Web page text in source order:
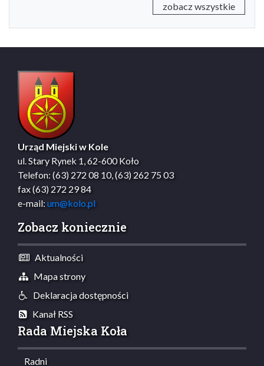
zobacz wszystkie
Urząd Miejski w Kole
ul. Stary Rynek 1, 62-600 Koło
Telefon: (63) 272 08 10, (63) 262 75 03
fax (63) 272 29 84
e-mail: um@kolo.pl
Zobacz koniecznie
Aktualności
Mapa strony
Deklaracja dostępności
Kanał RSS
Rada Miejska Koła
Radni